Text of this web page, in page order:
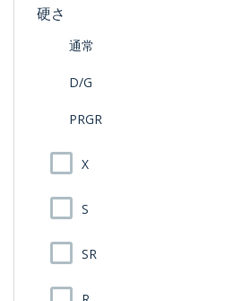
硬さ
通常
D/G
PRGR
X
S
SR